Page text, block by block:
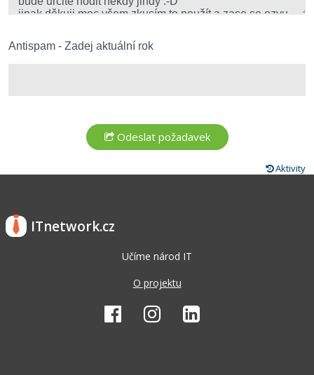
Antispam - Zadej aktuální rok
Aktivity
ITnetwork.cz
Učíme národ IT
O projektu